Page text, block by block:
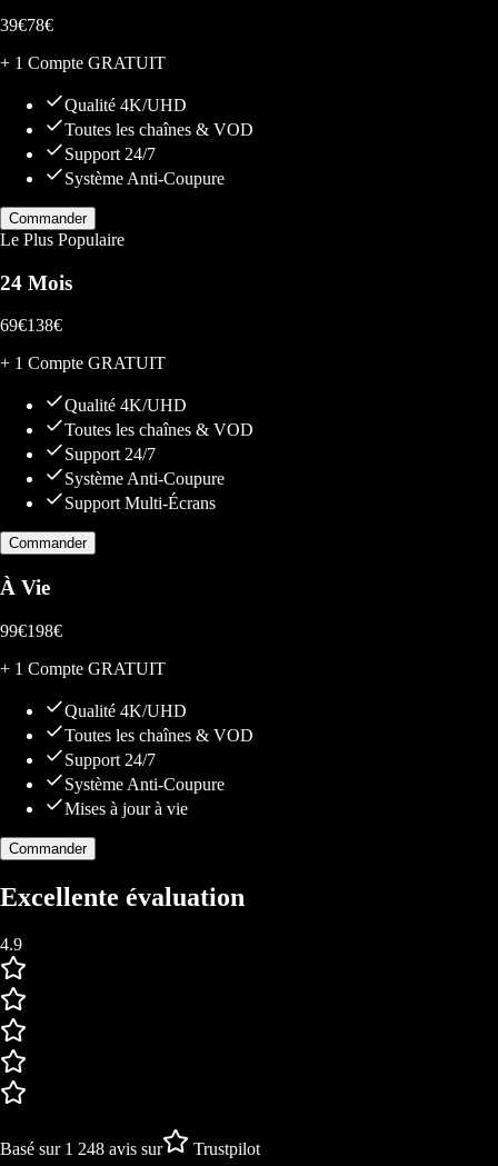
39€78€
+ 1 Compte GRATUIT
Qualité 4K/UHD
Toutes les chaînes & VOD
Support 24/7
Système Anti-Coupure
Commander
Le Plus Populaire
24 Mois
69€138€
+ 1 Compte GRATUIT
Qualité 4K/UHD
Toutes les chaînes & VOD
Support 24/7
Système Anti-Coupure
Support Multi-Écrans
Commander
À Vie
99€198€
+ 1 Compte GRATUIT
Qualité 4K/UHD
Toutes les chaînes & VOD
Support 24/7
Système Anti-Coupure
Mises à jour à vie
Commander
Excellente évaluation
4.9
Basé sur 1 248 avis sur Trustpilot